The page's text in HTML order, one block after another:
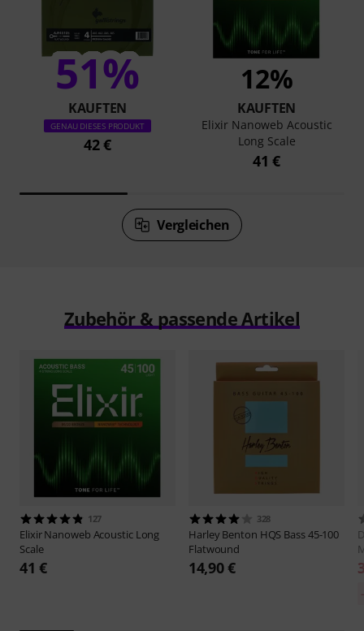
51%
KAUFTEN
GENAU DIESES PRODUKT
42 €
12%
KAUFTEN
Elixir Nanoweb Acoustic
Long Scale
41 €
Vergleichen
Zubehör & passende Artikel
127
ElixirNanoweb Acoustic Long
Scale
41 €
328
Harley Benton HQS Bass 45-100
Flatwound
14,90 €